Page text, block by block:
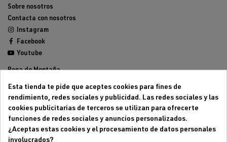
Sobre nosotros
Contacta con nosotros
Instagram
Facebook
Youtube
Ropa de Montaña
Mochilas de montaña
Equipamiento de Montaña
Trailrunning
Outlet
Esta tienda te pide que aceptes cookies para fines de
rendimiento, redes sociales y publicidad. Las redes sociales y las
cookies publicitarias de terceros se utilizan para ofrecerte
funciones de redes sociales y anuncios personalizados.
¿Aceptas estas cookies y el procesamiento de datos personales
involucrados?